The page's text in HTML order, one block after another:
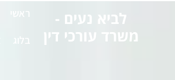
לביא נעים -
משרד עורכי דין
ראשי
בלוג